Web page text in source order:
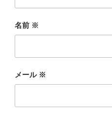
名前 ※
メール ※